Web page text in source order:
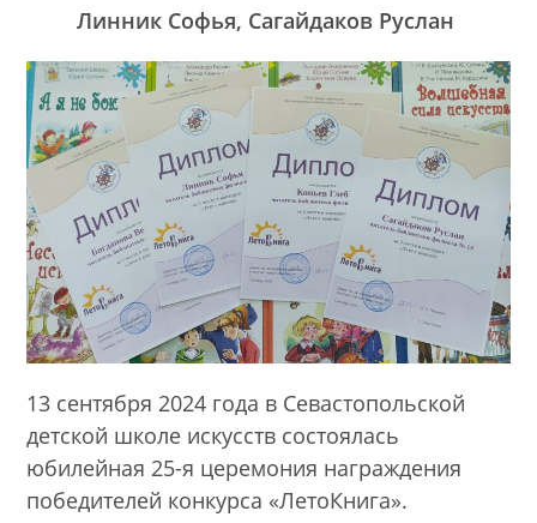
Линник Софья, Сагайдаков Руслан
13 сентября 2024 года в Севастопольской
детской школе искусств состоялась
юбилейная 25-я церемония награждения
победителей конкурса «ЛетоКнига».